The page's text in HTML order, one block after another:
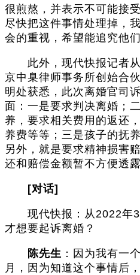
很煎熬，并表示不可能接
尽快把这件事情处理掉，
会的重视，希望能追究他
此外，现代快报记者从
京中臬律师事务所创始合
明处获悉，此次离婚官司
面：一是要求判决离婚；
养，要求相关费用的返还
养费等等；三是孩子的抚
另外，就是要求精神损害
还和赔偿金额暂不方便透露
[对话]
现代快报：从2022年3
才想要起诉离婚？
陈先生 ：因为我有一
月，因为知道这个事情后